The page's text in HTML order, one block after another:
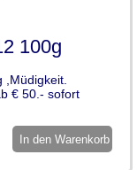
100g
,Müdigkeit.
€ 50.- sofort
In den Warenkorb